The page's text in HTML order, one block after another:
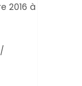
2016 à